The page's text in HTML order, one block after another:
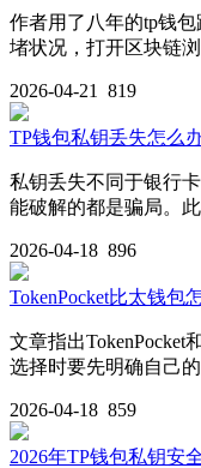
作者用了八年的tp钱
堵状况，打开区块链
2026-04-21 819
TP钱包私钥丢失怎么
私钥丢失不同于银行
能破解的都是骗局。
2026-04-18 896
TokenPocket比太钱包
文章指出
选择时要先明确自己
2026-04-18 859
2026年TP钱包私钥安